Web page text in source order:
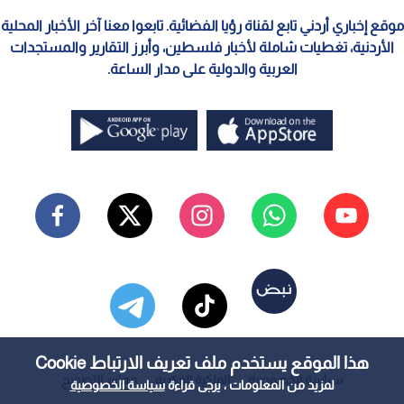
هذا الموقع يستخدم ملف تعريف الارتباط Cookie
لمزيد من المعلومات ، يرجى قراءةسياسة الخصوصية
موقع إخباري أردني تابع لقناة رؤيا الفضائية. تابعوا معنا آخر الأخبار المحلية
الأردنية، تغطيات شاملة لأخبار فلسطين، وأبرز التقارير والمستجدات
العربية والدولية على مدار الساعة.
سياسة الخصوصية الملكية الفكرية معايير التصحيح